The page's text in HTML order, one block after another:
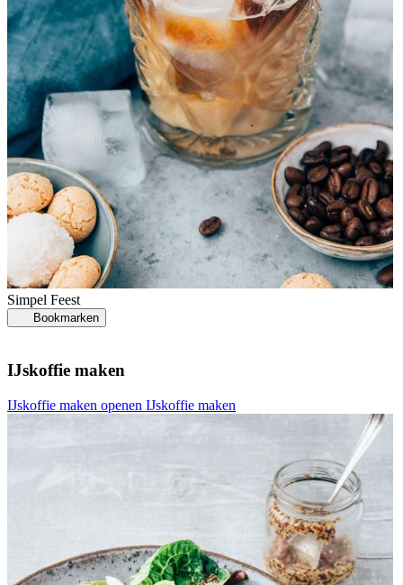
Simpel Feest
Bookmarken
IJskoffie maken
IJskoffie maken openen IJskoffie maken